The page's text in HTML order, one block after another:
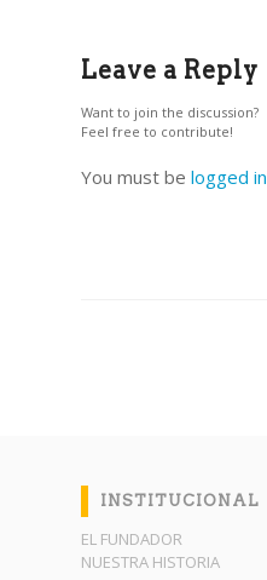
Leave a Reply
Want to join the discussion?
Feel free to contribute!
You must be logged in
INSTITUCIONAL
EL FUNDADOR
NUESTRA HISTORIA